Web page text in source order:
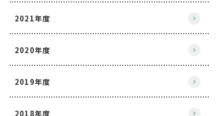
2021年度
2020年度
2019年度
2018年度